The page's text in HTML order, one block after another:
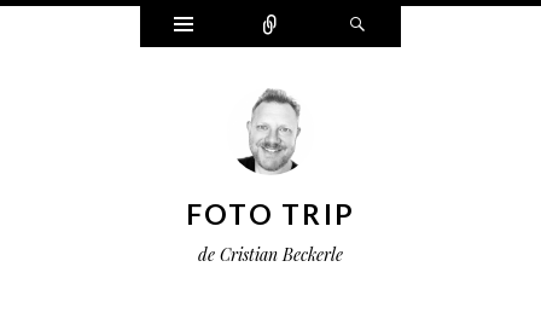
Widgets Connect
FOTO TRIP
de Cristian Beckerle